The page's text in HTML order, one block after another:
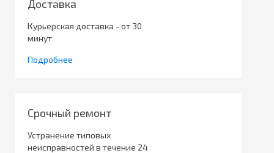
Доставка
Курьерская доставка - от 30
минут
Подробнее
Срочный ремонт
Устранение типовых
неисправностей в течение 24